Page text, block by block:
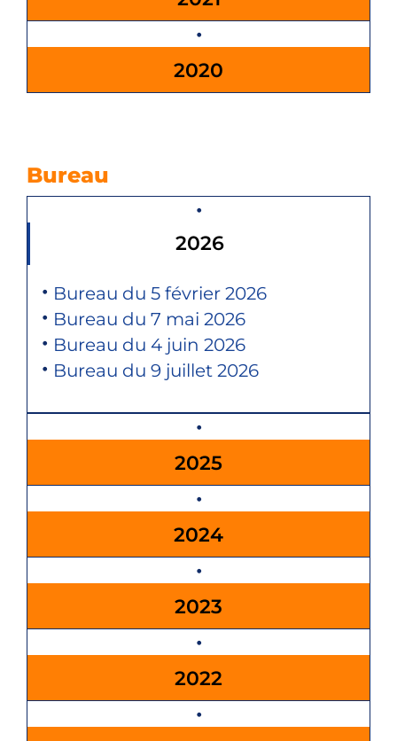
2020
Bureau
2026
Bureau du 5 février 2026
Bureau du 7 mai 2026
Bureau du 4 juin 2026
Bureau du 9 juillet 2026
2025
2024
2023
2022